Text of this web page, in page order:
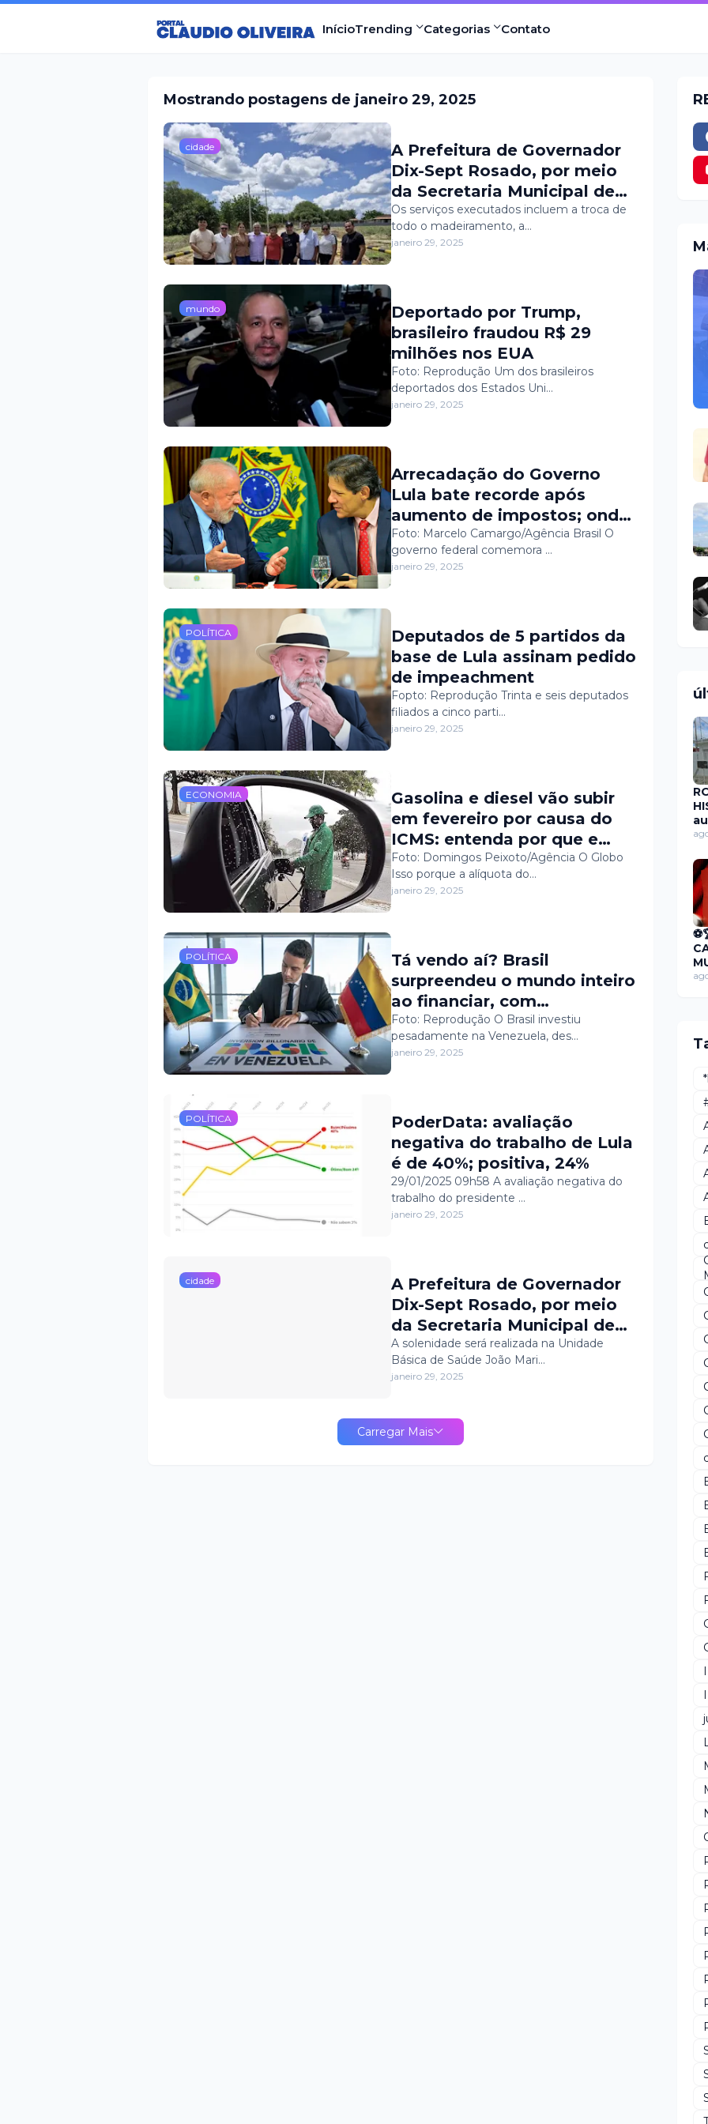
InícioTrending Categorias Contato
Mostrando postagens de janeiro 29, 2025
cidade
A Prefeitura de Governador
Dix-Sept Rosado, por meio
da Secretaria Municipal de
Obras, Transportes e
Urbanismo, concluiu a
manutenção total da ponte
localidade rural de
Pedrinhas.
Os serviços executados incluem a troca de
todo o madeiramento, a…
janeiro 29, 2025
mundo
Deportado por Trump,
brasileiro fraudou R$ 29
milhões nos EUA
Foto: Reprodução Um dos brasileiros
deportados dos Estados Uni…
janeiro 29, 2025
Arrecadação do Governo
Lula bate recorde após
aumento de impostos; onde
está o dinheiro?
Foto: Marcelo Camargo/Agência Brasil O
governo federal comemora …
janeiro 29, 2025
POLÍTICA
Deputados de 5 partidos da
base de Lula assinam pedido
de impeachment
Fopto: Reprodução Trinta e seis deputados
filiados a cinco parti…
janeiro 29, 2025
ECONOMIA
Gasolina e diesel vão subir
em fevereiro por causa do
ICMS: entenda por que e
qual será o impacto na
bomba
Foto: Domingos Peixoto/Agência O Globo
Isso porque a alíquota do…
janeiro 29, 2025
POLÍTICA
Tá vendo aí? Brasil
surpreendeu o mundo inteiro
ao financiar, com
investimentos de mais de R$
6 bilhões, as obras de
construção da Usina
Foto: Reprodução O Brasil investiu
pesadamente na Venezuela, des…
janeiro 29, 2025
POLÍTICA
PoderData: avaliação
negativa do trabalho de Lula
é de 40%; positiva, 24%
29/01/2025 09h58 A avaliação negativa do
trabalho do presidente …
janeiro 29, 2025
cidade
A Prefeitura de Governador
Dix-Sept Rosado, por meio
da Secretaria Municipal de
Saúde, inaugura, nesta
quinta-feira (30), a obra de
reforma e adequações da
João Marinaldo Holanda.
A solenidade será realizada na Unidade
Básica de Saúde João Mari…
janeiro 29, 2025
Carregar Mais
RN